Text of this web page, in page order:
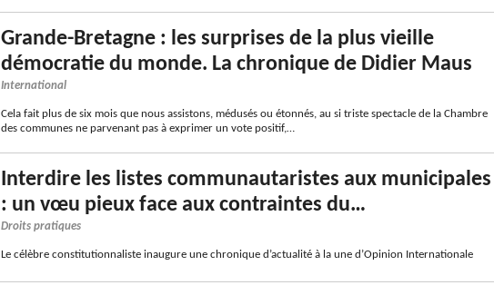
Grande-Bretagne : les surprises de la plus vieille
démocratie du monde. La chronique de Didier Maus
International
Cela fait plus de six mois que nous assistons, médusés ou étonnés, au si triste spectacle de la Chambre
des communes ne parvenant pas à exprimer un vote positif,…
Interdire les listes communautaristes aux municipales
: un vœu pieux face aux contraintes du…
Droits pratiques
Le célèbre constitutionnaliste inaugure une chronique d’actualité à la une d’Opinion Internationale